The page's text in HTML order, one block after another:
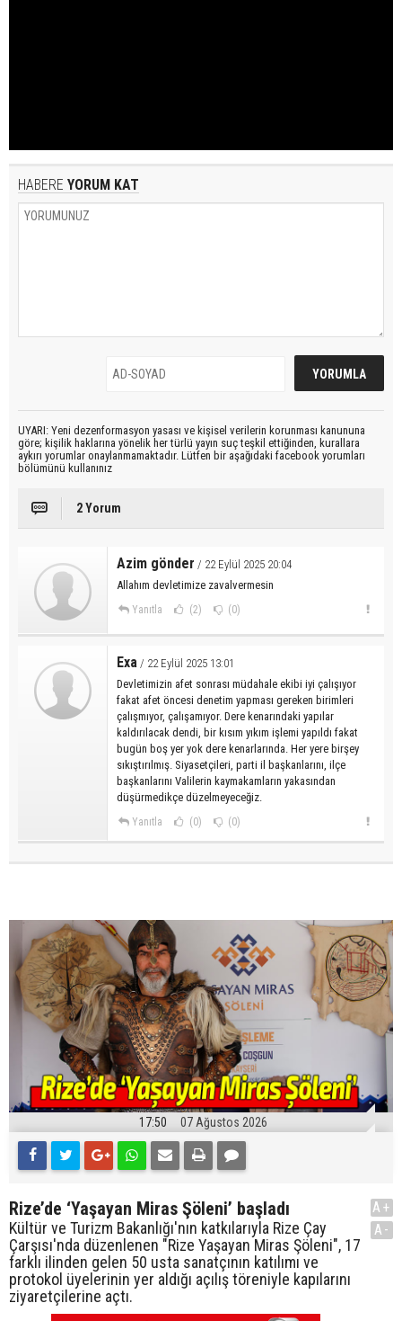
HABERE YORUM KAT
UYARI: Yeni dezenformasyon yasası ve kişisel verilerin korunması kanununa
göre; kişilik haklarına yönelik her türlü yayın suç teşkil ettiğinden, kurallara
aykırı yorumlar onaylanmamaktadır. Lütfen bir aşağıdaki facebook yorumları
bölümünü kullanınız
2 Yorum
Azim gönder / 22 Eylül 2025 20:04
Allahım devletimize zavalvermesin
Yanıtla (2) (0)
Exa / 22 Eylül 2025 13:01
Devletimizin afet sonrası müdahale ekibi iyi çalışıyor
fakat afet öncesi denetim yapması gereken birimleri
çalışmıyor, çalışamıyor. Dere kenarındaki yapılar
kaldırılacak dendi, bir kısım yıkım işlemi yapıldı fakat
bugün boş yer yok dere kenarlarında. Her yere birşey
sıkıştırılmış. Siyasetçileri, parti il başkanlarını, ilçe
başkanlarını Valilerin kaymakamların yakasından
düşürmedikçe düzelmeyeceğiz.
Yanıtla (0) (0)
17:50 07 Ağustos 2026
Rize’de ‘Yaşayan Miras Şöleni’ başladı
Kültür ve Turizm Bakanlığı'nın katkılarıyla Rize Çay
Çarşısı'nda düzenlenen "Rize Yaşayan Miras Şöleni", 17
farklı ilinden gelen 50 usta sanatçının katılımı ve
protokol üyelerinin yer aldığı açılış töreniyle kapılarını
ziyaretçilerine açtı.
A+
A-